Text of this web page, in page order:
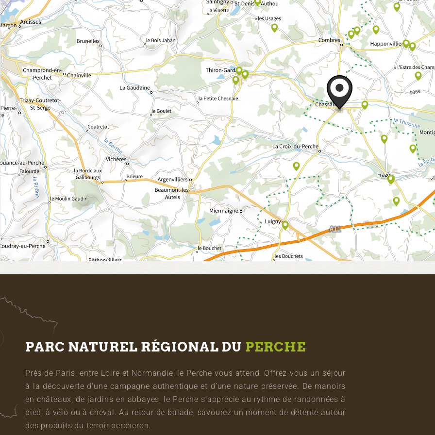
PARC NATUREL RÉGIONAL DU PERCHE
Près de Paris, entre Loire et Normandie, le Perche vous attend. Offrez-vous un séjour
à la découverte d’une campagne authentique et d’une nature préservée. De manoirs
en châteaux, de jardins en abbayes, le Perche s’apprécie au rythme de randonnées à
pied, à vélo ou à cheval. Au retour de balade, savourez un moment de détente autour
des produits du terroir percheron.